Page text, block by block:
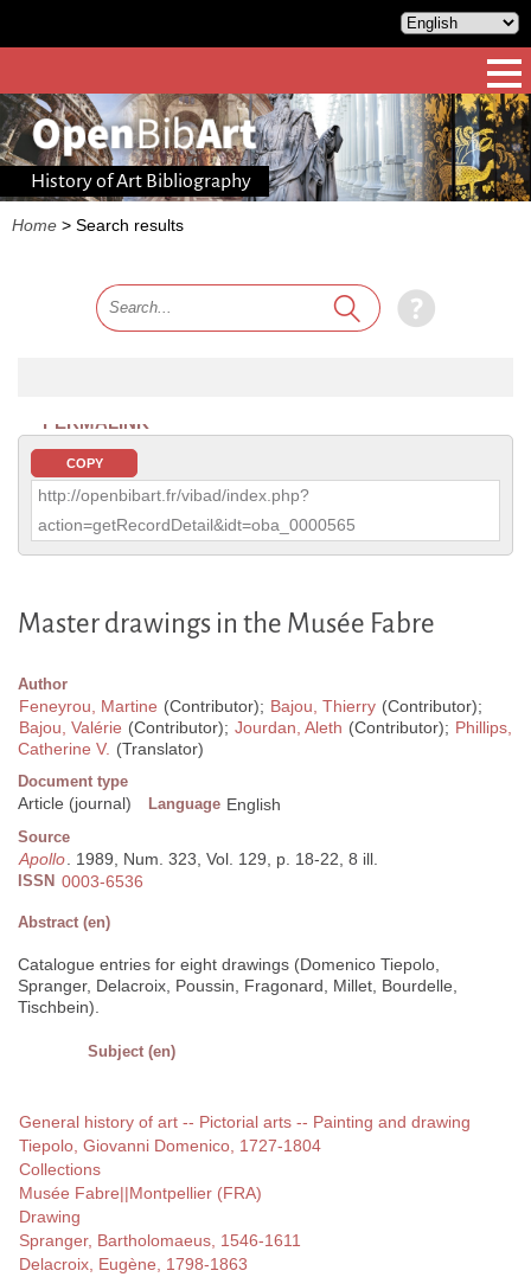
History of Art Bibliography
Home > Search results
PERMALINK
COPY
http://openbibart.fr/vibad/index.php?
action=getRecordDetail&idt=oba_0000565
Master drawings in the Musée Fabre
Author
Feneyrou, Martine (Contributor); Bajou, Thierry (Contributor);
Bajou, Valérie (Contributor); Jourdan, Aleth (Contributor); Phillips,
Catherine V. (Translator)
Document type
Article (journal) Language English
Source
Apollo. 1989, Num. 323, Vol. 129, p. 18-22, 8 ill.
ISSN 0003-6536
Abstract (en)
Catalogue entries for eight drawings (Domenico Tiepolo,
Spranger, Delacroix, Poussin, Fragonard, Millet, Bourdelle,
Tischbein).
Subject (en)
General history of art -- Pictorial arts -- Painting and drawing
Tiepolo, Giovanni Domenico, 1727-1804
Collections
Musée Fabre||Montpellier (FRA)
Drawing
Spranger, Bartholomaeus, 1546-1611
Delacroix, Eugène, 1798-1863